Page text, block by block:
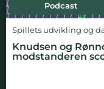
Podcast
Spillets udvikling og
Knudsen og
modstanderen